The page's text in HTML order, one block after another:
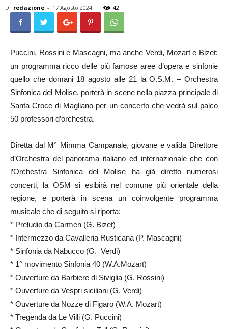
Di redazione - 17 Agosto 2024 42
Puccini, Rossini e Mascagni, ma anche Verdi, Mozart e Bizet:
un programma ricco delle più famose aree d’opera e sinfonie
quello che domani 18 agosto alle 21 la O.S.M. – Orchestra
Sinfonica del Molise, porterà in scene nella piazza principale di
Santa Croce di Magliano per un concerto che vedrà sul palco
50 professori d’orchestra.
Diretta dal M° Mimma Campanale, giovane e valida Direttore
d’Orchestra del panorama italiano ed internazionale che con
l’Orchestra Sinfonica del Molise ha già diretto numerosi
concerti, la OSM si esibirà nel comune più orientale della
regione, e porterà in scena un coinvolgente programma
musicale che di seguito si riporta:
* Preludio da Carmen (G. Bizet)
* Intermezzo da Cavalleria Rusticana (P. Mascagni)
* Sinfonia da Nabucco (G. Verdi)
* 1° movimento Sinfonia 40 (W.A.Mozart)
* Ouverture da Barbiere di Siviglia (G. Rossini)
* Ouverture da Vespri siciliani (G. Verdi)
* Ouverture da Nozze di Figaro (W.A. Mozart)
* Tregenda da Le Villi (G. Puccini)